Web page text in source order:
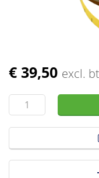
€ 39,50 excl.
Ga
het
begin
van